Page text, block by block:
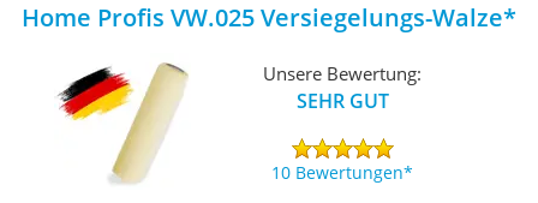
Home Profis VW.025 Versiegelungs-Walze
Unsere Bewertung:
SEHR GUT
10 Bewertungen